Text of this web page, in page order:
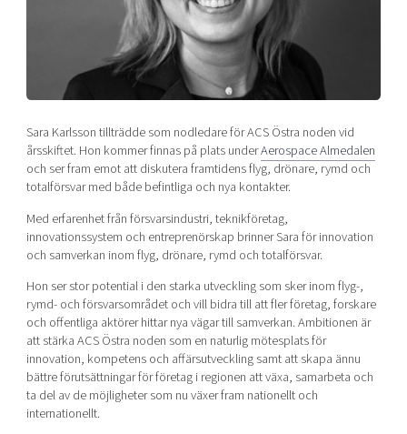
Shaping cities and regions
Bright East
Reversed mentorship
Current offers and activities
Talent & skills
Startup & industry collaboration
Offers to boost your business
Funding opportunities
Our community of companies
Publications
Project toolbox
Our clusters
Reach out to us
Today's lunch in Mjärdevi
Sara Karlsson tillträdde som nodledare för ACS Östra noden vid
årsskiftet. Hon kommer finnas på plats underAerospace Almedalen
och ser fram emot att diskutera framtidens flyg, drönare, rymd och
totalförsvar med både befintliga och nya kontakter.
Med erfarenhet från försvarsindustri, teknikföretag,
innovationssystem och entreprenörskap brinner Sara för innovation
och samverkan inom flyg, drönare, rymd och totalförsvar.
Hon ser stor potential i den starka utveckling som sker inom flyg-,
rymd- och försvarsområdet och vill bidra till att fler företag, forskare
och offentliga aktörer hittar nya vägar till samverkan. Ambitionen är
att stärka ACS Östra noden som en naturlig mötesplats för
innovation, kompetens och affärsutveckling samt att skapa ännu
bättre förutsättningar för företag i regionen att växa, samarbeta och
ta del av de möjligheter som nu växer fram nationellt och
internationellt.